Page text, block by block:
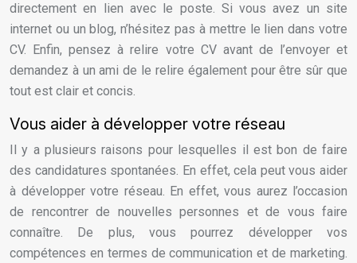
directement en lien avec le poste. Si vous avez un site
internet ou un blog, n’hésitez pas à mettre le lien dans votre
CV. Enfin, pensez à relire votre CV avant de l’envoyer et
demandez à un ami de le relire également pour être sûr que
tout est clair et concis.
Vous aider à développer votre réseau
Il y a plusieurs raisons pour lesquelles il est bon de faire
des candidatures spontanées. En effet, cela peut vous aider
à développer votre réseau. En effet, vous aurez l’occasion
de rencontrer de nouvelles personnes et de vous faire
connaître. De plus, vous pourrez développer vos
compétences en termes de communication et de marketing.